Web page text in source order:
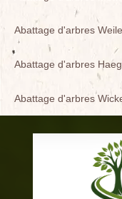
Abattage d'arbres
Abattage d'arbres
Abattage d'arbres